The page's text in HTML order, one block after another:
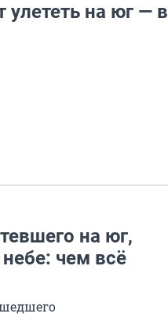
на юг — в
на юг,
чем всё